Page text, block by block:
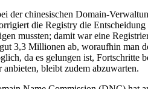
der chinesischen Domain-
die Registry die
mussten; damit war eine
3,3 Millionen ab, woraufhin man
da es gelungen ist,
bleibt zudem abzuwarten.